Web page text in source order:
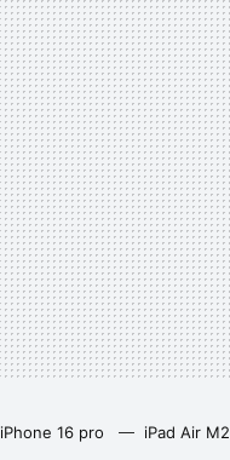
iPhone 16 pro iPad Air